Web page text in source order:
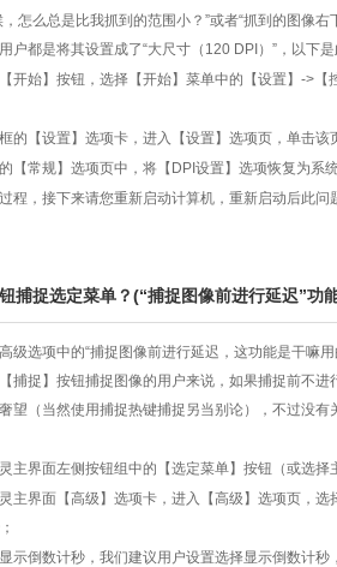
怎么总是比我抓到的范围小？”或者“抓到的图像
户都是将其设置成了“大尺寸（120 DPI）”，以下
开始】按钮，选择【开始】菜单中的【设置】->
的【设置】选项卡，进入【设置】选项页，单击
【常规】选项页中，将【DPI设置】选项恢复为系
程，接下来请您重新启动计算机，重新启动后此问
捕捉选定菜单？(“捕捉图像前进行延迟”功
级选项中的“捕捉图像前进行延迟，这功能是干嘛
捕捉】按钮捕捉图像的用户来说，如果捕捉前不
望（当然使用捕捉热键捕捉另当别论），不过没
主界面左侧按钮组中的【选定菜单】按钮（或选
主界面【高级】选项卡，进入【高级】选项页，
示倒数计秒，我们建议用户设置选择显示倒数计